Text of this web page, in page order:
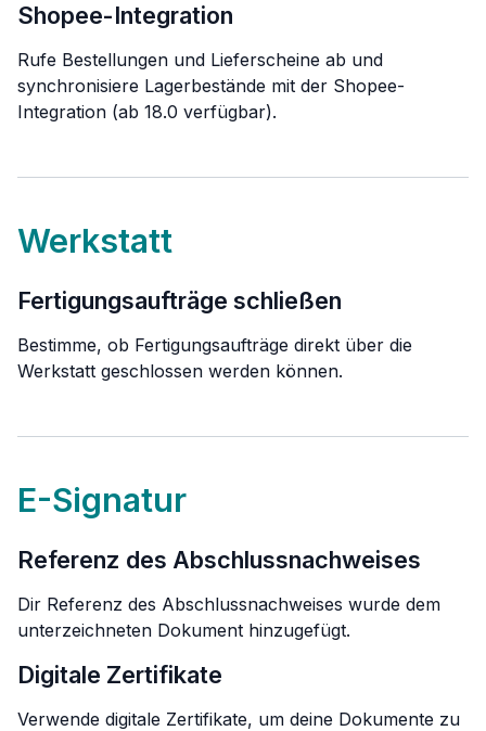
Shopee-Integration
Rufe Bestellungen und Lieferscheine ab und
synchronisiere Lagerbestände mit der Shopee-
Integration (ab 18.0 verfügbar).
Werkstatt
Fertigungsaufträge schließen
Bestimme, ob Fertigungsaufträge direkt über die
Werkstatt geschlossen werden können.
E-Signatur
Referenz des Abschlussnachweises
Dir Referenz des Abschlussnachweises wurde dem
unterzeichneten Dokument hinzugefügt.
Digitale Zertifikate
Verwende digitale Zertifikate, um deine Dokumente zu